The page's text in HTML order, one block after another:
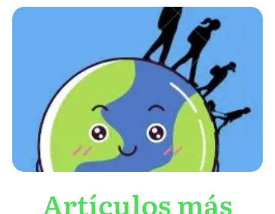
Artículos más